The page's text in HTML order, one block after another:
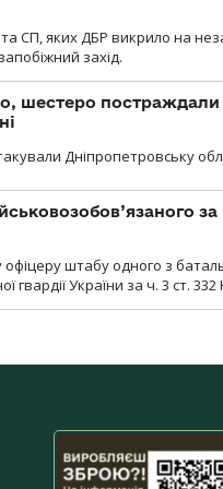
СП, яких ДБР викрило на
захід.
шестеро постраждали
Дніпропетровську
штабу одного з
гвардії України за ч. 3 ст. 332